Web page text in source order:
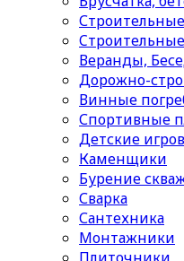
Веранды,
Дорожно-
Винные
Спортивные
Детские
Каменщики
Бурение
Сварка
Сантехника
Монтажники